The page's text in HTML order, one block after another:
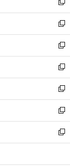
で
開
く
ド
ウ
で
開
く
ィ
ン
ド
ウ
で
開
く
い
ウ
ィ
ン
ド
ウ
で
開
く
新
し
い
ウ
ィ
ン
ド
ウ
で
開
く
新
し
い
ウ
ィ
ン
ド
ウ
で
開
く
新
し
い
ウ
ィ
ン
ド
ウ
で
開
新
し
い
ウ
ィ
ン
ド
ウ
開
新
し
い
ウ
ィ
ン
ウ
新
し
い
ウ
新
し